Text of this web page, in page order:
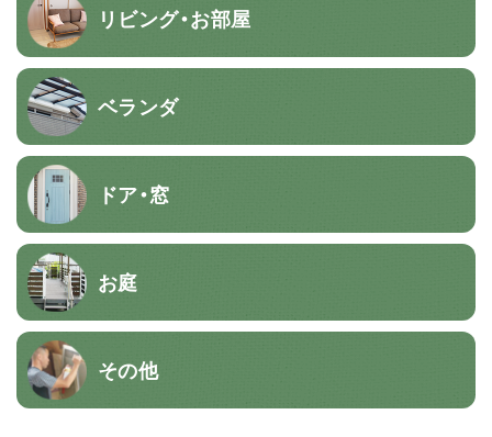
リビング・お部屋
ベランダ
ドア・窓
お庭
その他